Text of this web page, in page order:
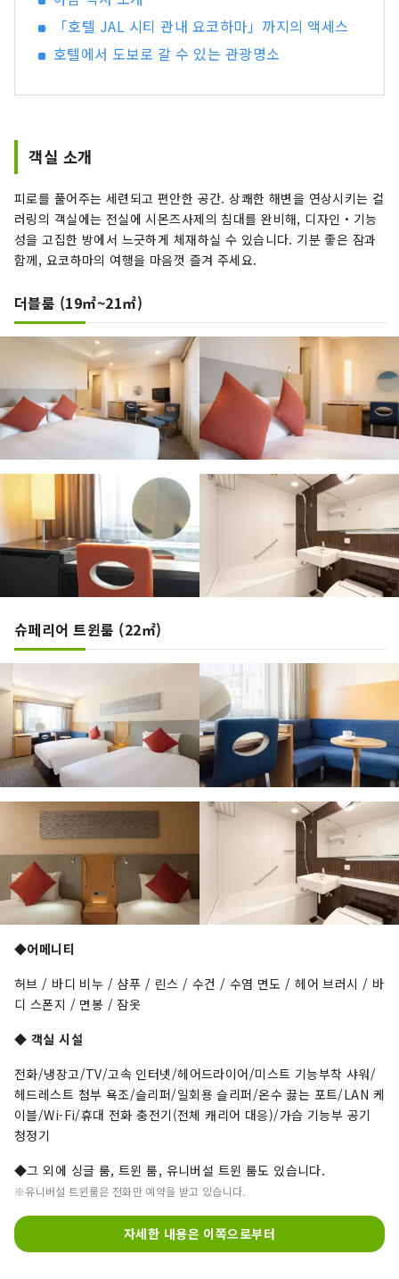
「호텔 JAL 시티 관내 요코하마」까지의 액세스
호텔에서 도보로 갈 수 있는 관광명소
객실 소개
피로를 풀어주는 세련되고 편안한 공간. 상쾌한 해변을 연상시키는 컬
러링의 객실에는 전실에 시몬즈사제의 침대를 완비해, 디자인・기능
성을 고집한 방에서 느긋하게 체재하실 수 있습니다. 기분 좋은 잠과
함께, 요코하마의 여행을 마음껏 즐겨 주세요.
더블룸 (19㎡~21㎡)
슈페리어 트윈룸 (22㎡)
◆어메니티
허브 / 바디 비누 / 샴푸 / 린스 / 수건 / 수염 면도 / 헤어 브러시 / 바
디 스폰지 / 면봉 / 잠옷
◆ 객실 시설
전화/냉장고/TV/고속 인터넷/헤어드라이어/미스트 기능부착 샤워/
헤드레스트 첨부 욕조/슬리퍼/일회용 슬리퍼/온수 끓는 포트/LAN 케
이블/Wi-Fi/휴대 전화 충전기(전체 캐리어 대응)/가습 기능부 공기
청정기
◆그 외에 싱글 룸, 트윈 룸, 유니버설 트윈 룸도 있습니다.
※유니버설 트윈룸은 전화만 예약을 받고 있습니다.
자세한 내용은 이쪽으로부터